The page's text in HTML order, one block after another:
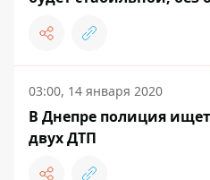
03:00, 14 января 2020
В Днепре полиция
двух ДТП